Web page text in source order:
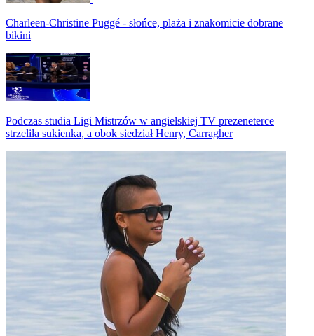
Charleen-Christine Puggé - słońce, plaża i znakomicie dobrane
bikini
Podczas studia Ligi Mistrzów w angielskiej TV prezeneterce
strzeliła sukienka, a obok siedział Henry, Carragher